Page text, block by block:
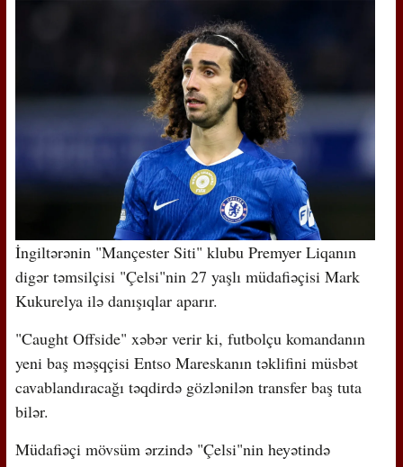
İngiltərənin "Mançester Siti" klubu Premyer Liqanın
digər təmsilçisi "Çelsi"nin 27 yaşlı müdafiəçisi Mark
Kukurelya ilə danışıqlar aparır.
"Caught Offside" xəbər verir ki, futbolçu komandanın
yeni baş məşqçisi Entso Mareskanın təklifini müsbət
cavablandıracağı təqdirdə gözlənilən transfer baş tuta
bilər.
Müdafiəçi mövsüm ərzində "Çelsi"nin heyətində